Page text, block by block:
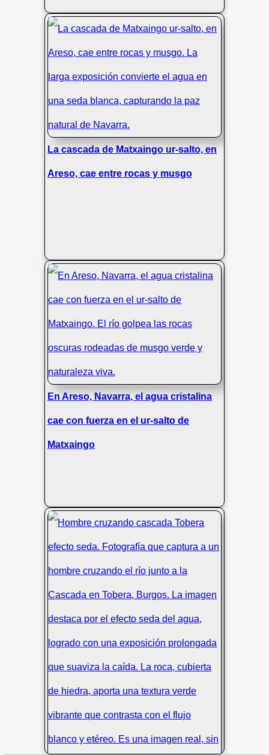
La cascada de Matxaingo ur-salto, en
Areso, cae entre rocas y musgo
En Areso, Navarra, el agua cristalina
cae con fuerza en el ur-salto de
Matxaingo